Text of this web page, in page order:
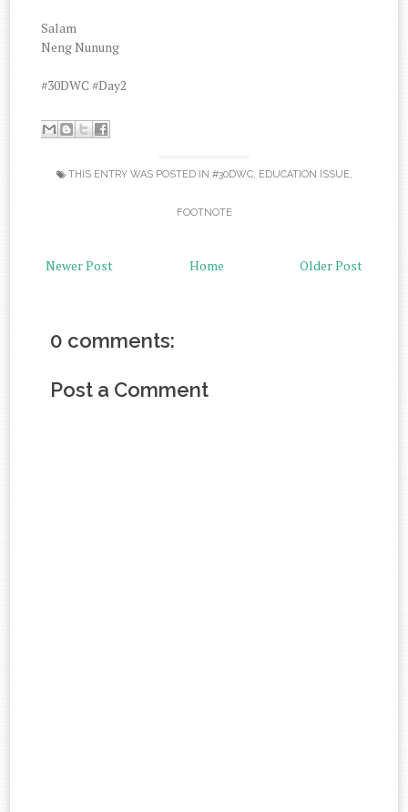
Salam
Neng Nunung
#30DWC #Day2
THIS ENTRY WAS POSTED IN #30DWC, EDUCATION ISSUE,
FOOTNOTE
Newer Post Older Post
Home
0 comments:
Post a Comment